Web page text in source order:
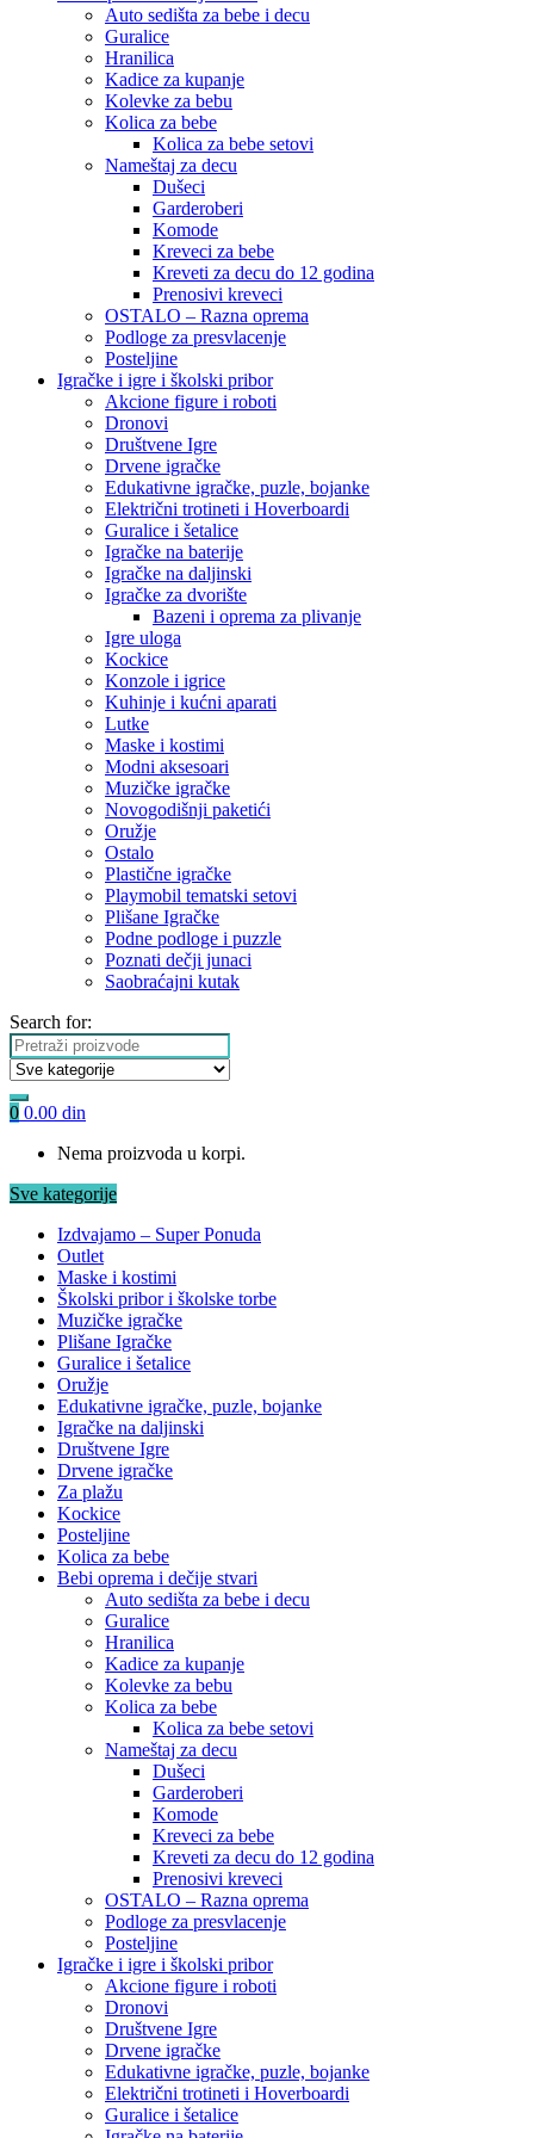
Auto sedišta za bebe i decu
Guralice
Hranilica
Kadice za kupanje
Kolevke za bebu
Kolica za bebe
Kolica za bebe setovi
Nameštaj za decu
Dušeci
Garderoberi
Komode
Kreveci za bebe
Kreveti za decu do 12 godina
Prenosivi kreveci
OSTALO – Razna oprema
Podloge za presvlacenje
Posteljine
Igračke i igre i školski pribor
Akcione figure i roboti
Dronovi
Društvene Igre
Drvene igračke
Edukativne igračke, puzle, bojanke
Električni trotineti i Hoverboardi
Guralice i šetalice
Igračke na baterije
Igračke na daljinski
‎Igračke za dvorište
Bazeni i oprema za plivanje
Igre uloga
Kockice
Konzole i igrice
Kuhinje i kućni aparati
Lutke
Maske i kostimi
Modni aksesoari
Muzičke igračke
Novogodišnji paketići
Oružje
Ostalo
Plastične igračke
Playmobil tematski setovi
Plišane Igračke
Podne podloge i puzzle
Poznati dečji junaci
Saobraćajni kutak
Search for:
0 0.00 din
Nema proizvoda u korpi.
Sve kategorije
Izdvajamo – Super Ponuda
Outlet
Maske i kostimi
Školski pribor i školske torbe
Muzičke igračke
Plišane Igračke
Guralice i šetalice
Oružje
Edukativne igračke, puzle, bojanke
Igračke na daljinski
Društvene Igre
Drvene igračke
Za plažu
Kockice
Posteljine
Kolica za bebe
Bebi oprema i dečije stvari
Auto sedišta za bebe i decu
Guralice
Hranilica
Kadice za kupanje
Kolevke za bebu
Kolica za bebe
Kolica za bebe setovi
Nameštaj za decu
Dušeci
Garderoberi
Komode
Kreveci za bebe
Kreveti za decu do 12 godina
Prenosivi kreveci
OSTALO – Razna oprema
Podloge za presvlacenje
Posteljine
Igračke i igre i školski pribor
Akcione figure i roboti
Dronovi
Društvene Igre
Drvene igračke
Edukativne igračke, puzle, bojanke
Električni trotineti i Hoverboardi
Guralice i šetalice